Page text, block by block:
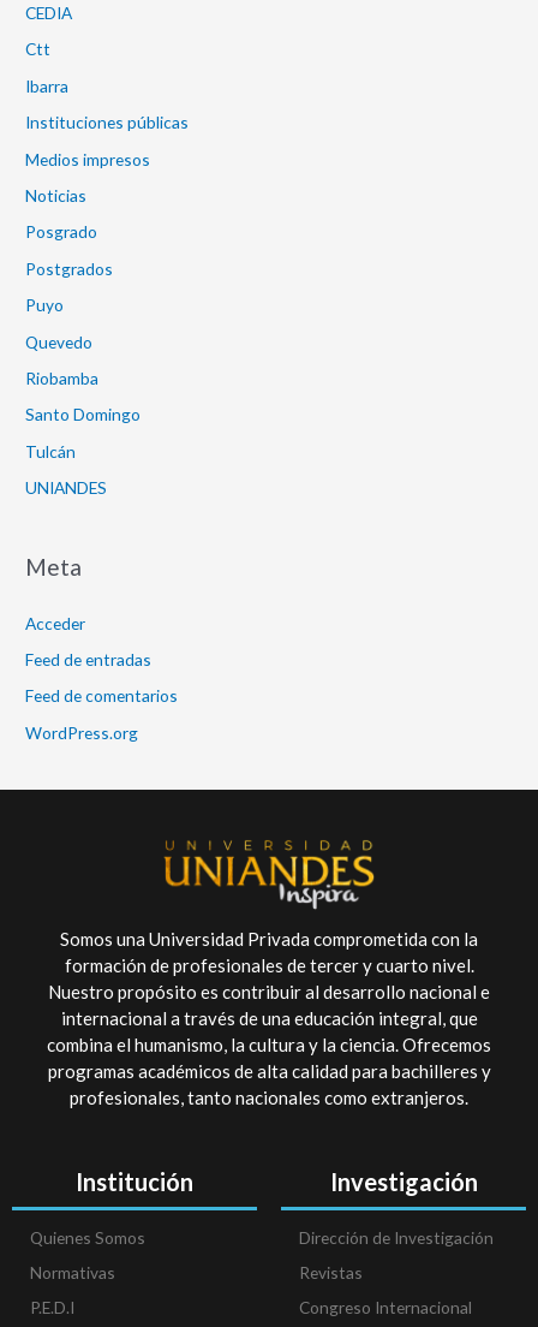
CEDIA
Ctt
Ibarra
Instituciones públicas
Medios impresos
Noticias
Posgrado
Postgrados
Puyo
Quevedo
Riobamba
Santo Domingo
Tulcán
UNIANDES
Meta
Acceder
Feed de entradas
Feed de comentarios
WordPress.org
Somos una Universidad Privada comprometida con la
formación de profesionales de tercer y cuarto nivel.
Nuestro propósito es contribuir al desarrollo nacional e
internacional a través de una educación integral, que
combina el humanismo, la cultura y la ciencia. Ofrecemos
programas académicos de alta calidad para bachilleres y
profesionales, tanto nacionales como extranjeros.
Institución
Quienes Somos
Normativas
P.E.D.I
Investigación
Dirección de Investigación
Revistas
Congreso Internacional